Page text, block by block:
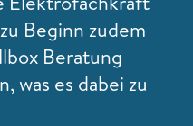
Beginn zudem
Beratung
was es dabei zu